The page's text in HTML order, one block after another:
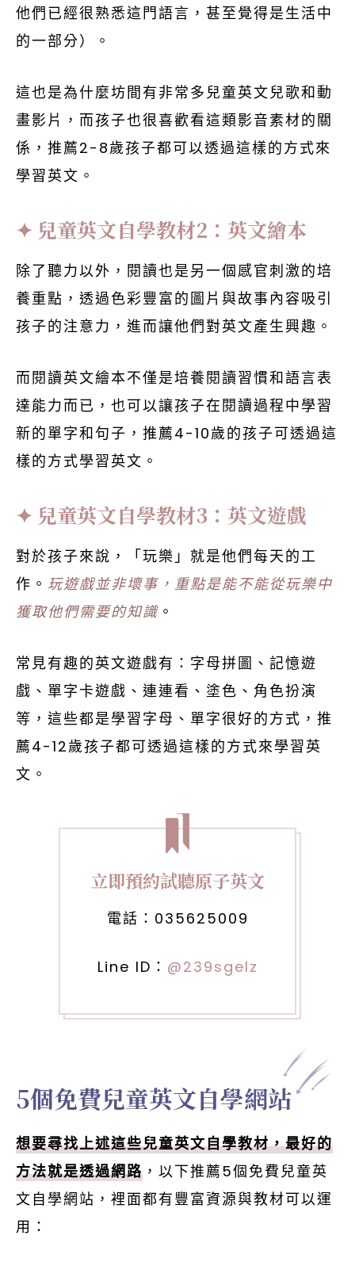
他們已經很熟悉這門語言，甚至覺得是生活中
的一部分）。
這也是為什麼坊間有非常多兒童英文兒歌和動
畫影片，而孩子也很喜歡看這類影音素材的關
係，推薦2-8歲孩子都可以透過這樣的方式來
學習英文。
兒童英文自學教材2：英文繪本
除了聽力以外，閱讀也是另一個感官刺激的培
養重點，透過色彩豐富的圖片與故事內容吸引
孩子的注意力，進而讓他們對英文產生興趣。
而閱讀英文繪本不僅是培養閱讀習慣和語言表
達能力而已，也可以讓孩子在閱讀過程中學習
新的單字和句子，推薦4-10歲的孩子可透過這
樣的方式學習英文。
兒童英文自學教材3：英文遊戲
對於孩子來說，「玩樂」就是他們每天的工
作。 玩遊戲並非壞事，重點是能不能從玩樂中
獲取他們需要的知識 。
常見有趣的英文遊戲有：字母拼圖、記憶遊
戲、單字卡遊戲、連連看、塗色、角色扮演
等，這些都是學習字母、單字很好的方式，推
薦4-12歲孩子都可透過這樣的方式來學習英
文。
立即預約試聽原子英文
電話： 035625009
Line ID： @239sgelz
5個免費兒童英文自學網站
想要尋找上述這些兒童英文自學教材，最好的
方法就是透過網路 ，以下推薦5個免費兒童英
文自學網站，裡面都有豐富資源與教材可以運
用：